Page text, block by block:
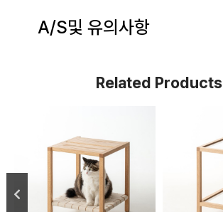
A/S및 유의사항
Related Products